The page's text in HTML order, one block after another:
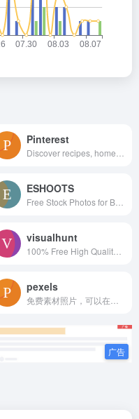
Pinterest
ESHOOTS
visualhunt
pexels